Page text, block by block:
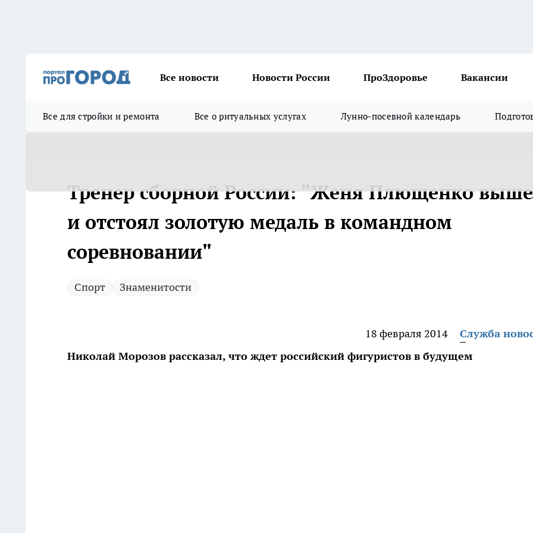
Все новости Новости России ПроЗдоровье Вакансии
Все для стройки и ремонта Все о ритуальных услугах Лунно-посевной календарь
Тренер сборной России: "Женя Плющенко
и отстоял золотую медаль в командном
соревновании"
Спорт Знаменитости
18 февраля 2014
Служба
Николай Морозов рассказал, что ждет российский фигуристов в будущем